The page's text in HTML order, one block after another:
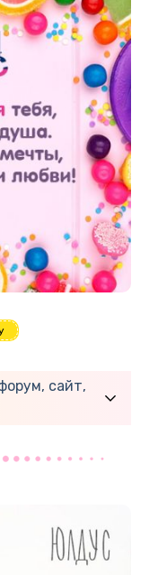
сайт,